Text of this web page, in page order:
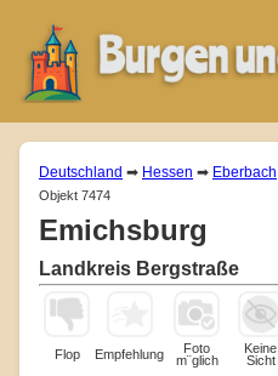
Deutschland ➡ Hessen ➡ Eberbach
Objekt 7474
Emichsburg
Landkreis Bergstraße
Flop Empfehlung
Foto
m¨glich
Keine
Sicht